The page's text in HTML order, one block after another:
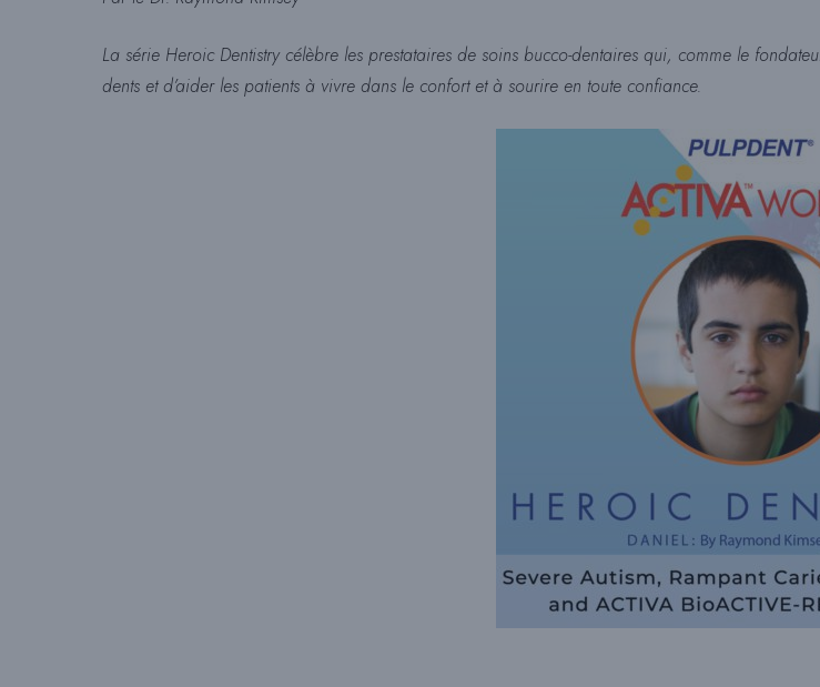
La série Heroic Dentistry célèbre les prestataires de soins bucco-dentaires qui, comme le
dents et d’aider les patients à vivre dans le confort et à sourire en toute confiance.